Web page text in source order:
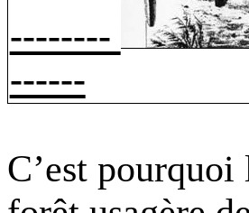
--------
------
C’est pourquoi